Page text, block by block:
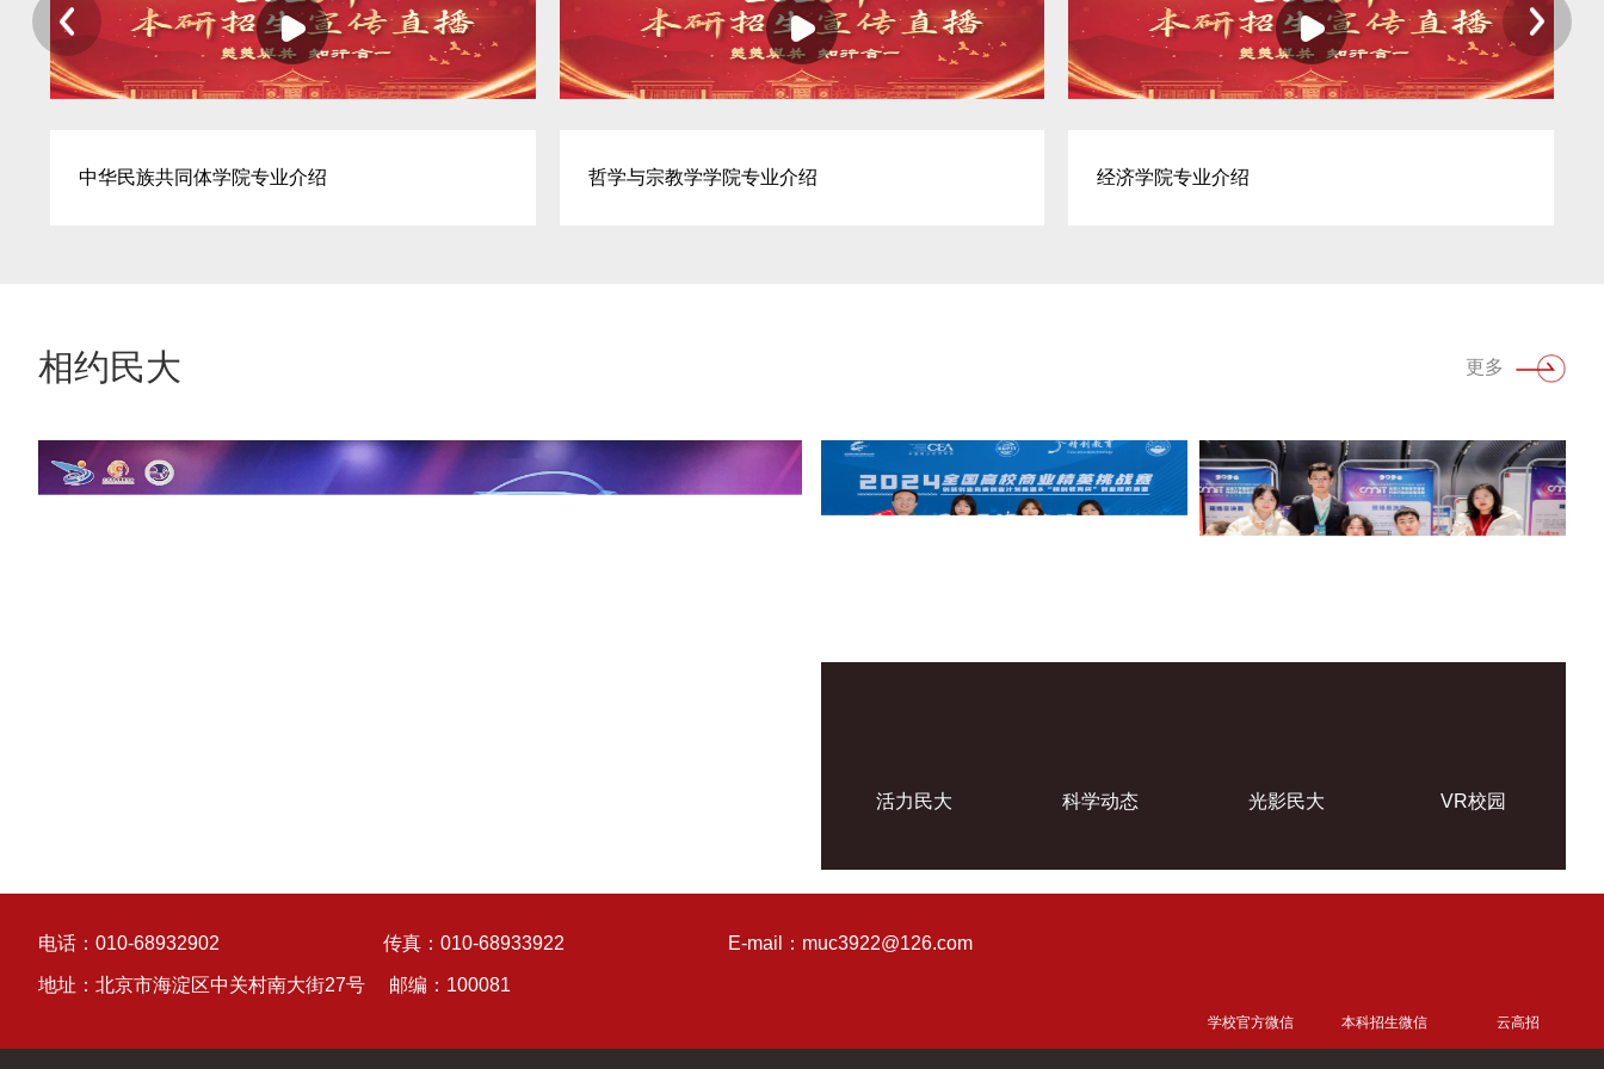
中华民族共同体学院专业介绍 哲学与宗教学学院专业介绍 经济学院专业介绍
相约民大 更多
活力民大 科学动态 光影民大 VR校园
电话：010-68932902 传真：010-68933922 E-mail：muc3922@126.com
地址：北京市海淀区中关村南大街27号 邮编：100081
学校官方微信 本科招生微信 云高招